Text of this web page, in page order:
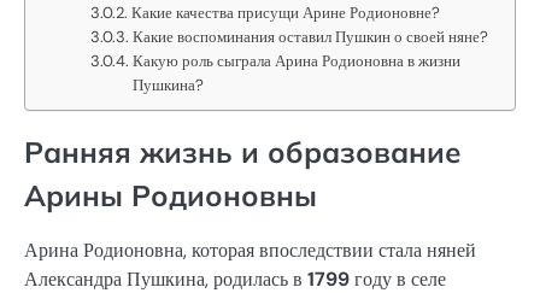
Какие качества присущи Арине Родионовне?
Какие воспоминания оставил Пушкин о своей няне?
Какую роль сыграла Арина Родионовна в жизни
Пушкина?
Ранняя жизнь и образование
Арины Родионовны
Арина Родионовна, которая впоследствии стала няней
Александра Пушкина, родилась в 1799году в селе